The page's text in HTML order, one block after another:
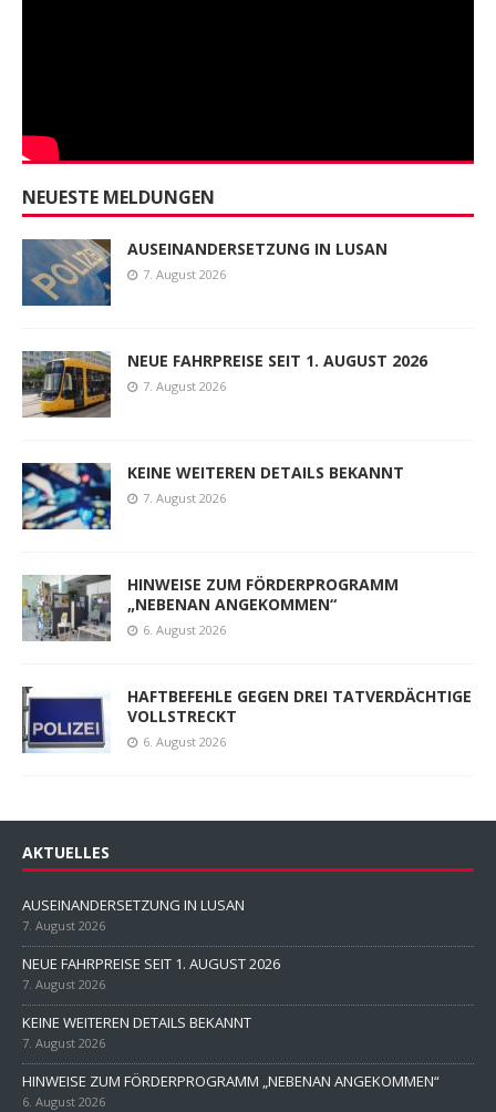
NEUESTE MELDUNGEN
AUSEINANDERSETZUNG IN LUSAN
7. August 2026
NEUE FAHRPREISE SEIT 1. AUGUST 2026
7. August 2026
KEINE WEITEREN DETAILS BEKANNT
7. August 2026
HINWEISE ZUM FÖRDERPROGRAMM
„NEBENAN ANGEKOMMEN“
6. August 2026
HAFTBEFEHLE GEGEN DREI TATVERDÄCHTIGE
VOLLSTRECKT
6. August 2026
AKTUELLES
AUSEINANDERSETZUNG IN LUSAN
7. August 2026
NEUE FAHRPREISE SEIT 1. AUGUST 2026
7. August 2026
KEINE WEITEREN DETAILS BEKANNT
7. August 2026
HINWEISE ZUM FÖRDERPROGRAMM „NEBENAN ANGEKOMMEN“
6. August 2026